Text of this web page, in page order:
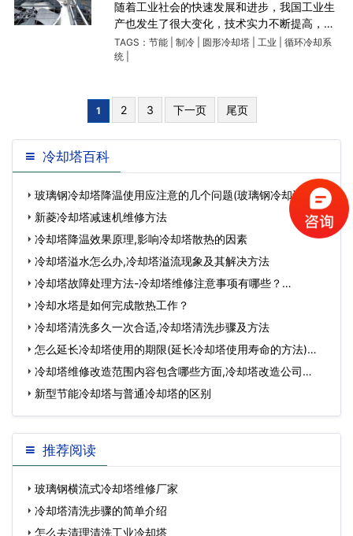
随着工业社会的快速发展和进步，我国工业生
产也发生了很大变化，技术实力不断提高，安
徽圆形冷却塔生产要求不断提高，工业化水平
不断提高，在国家提倡节能环保的呼吁下，冷
TAGS： 节能| 制冷| 圆形冷却塔| 工业
循环冷却系
统|
1 2 3 下一页 尾页
冷却塔百科
玻璃钢冷却塔降温使用应注意的几个问题(玻璃钢冷却设备维
护保养的重要…
新菱冷却塔减速机维修方法
冷却塔降温效果原理,影响冷却塔散热的因素
冷却塔溢水怎么办,冷却塔溢流现象及其解决方法
冷却塔故障处理方法-冷却塔维修注意事项有哪些？…
冷却水塔是如何完成散热工作？
冷却塔清洗多久一次合适,冷却塔清洗步骤及方法
怎么延长冷却塔使用的期限(延长冷却塔使用寿命的方法)…
冷却塔维修改造范围内容包含哪些方面,冷却塔改造公司…
新型节能冷却塔与普通冷却塔的区别
推荐阅读
玻璃钢横流式冷却塔维修厂家
冷却塔清洗步骤的简单介绍
怎么去清理清洗工业冷却塔